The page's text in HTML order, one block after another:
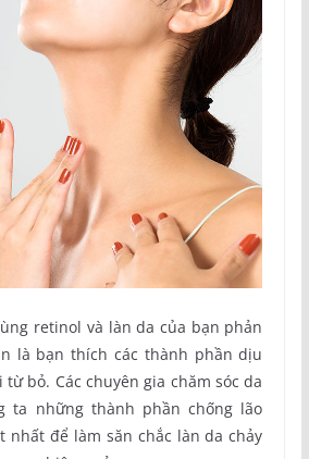
retinol và làn da của bạn phản
là bạn thích các thành phần dịu
bỏ. Các chuyên gia chăm sóc da
ta những thành phần chống lão
nhất để làm săn chắc làn da chảy